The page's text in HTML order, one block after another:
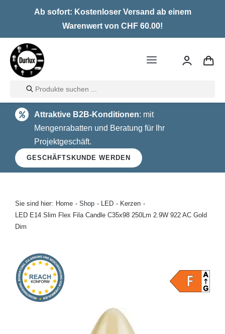
Ab sofort: Kostenloser Versand ab einem
Warenwert von CHF 60.00!
Toggle
Home
LED
Halogen
Glühlampen
Kontakt
Products
search
Attraktive B2B-Konditionen: mit
Mengenrabatten und Beratung für Ihr
Projektgeschäft.
GESCHÄFTSKUNDE WERDEN
Sie sind hier: Home Shop LED
Kerzen
LED E14 Slim Flex Fila Candle C35x98 250Lm 2.9W 922 AC Gold
Dim